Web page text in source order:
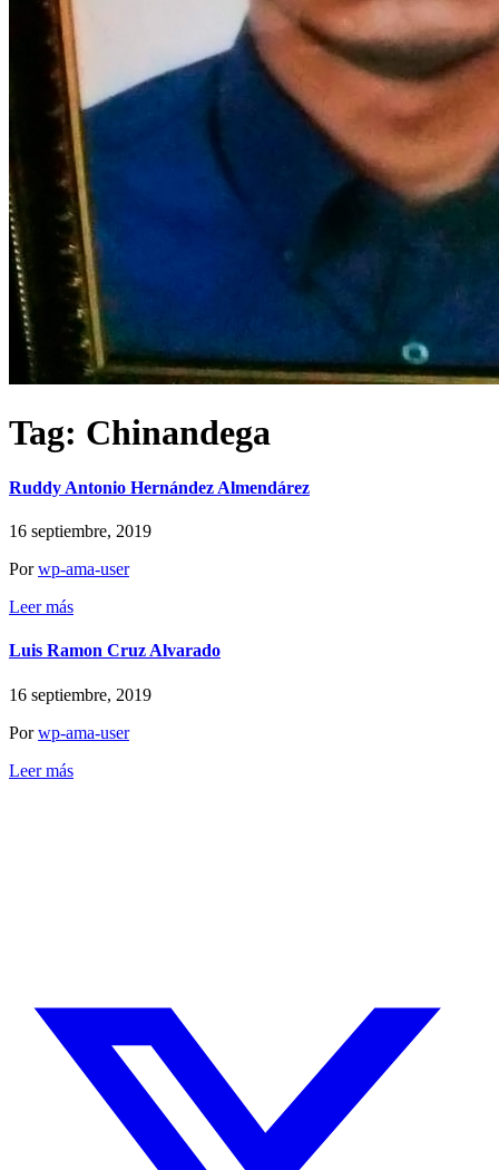
Tag: Chinandega
Ruddy Antonio Hernández Almendárez
16 septiembre, 2019
Por wp-ama-user
Leer más
Luis Ramon Cruz Alvarado
16 septiembre, 2019
Por wp-ama-user
Leer más